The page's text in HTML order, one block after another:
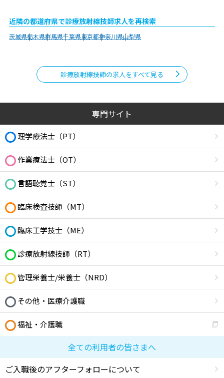
近隣の都道府県で診療放射線技師求人を再検索
茨城県栃木県群馬県千葉県東京都神奈川県山梨県
診療放射線技師の求人をすべて見る
専門サイト
理学療法士（PT）
作業療法士（OT）
言語聴覚士（ST）
臨床検査技師（MT）
臨床工学技士（ME）
診療放射線技師（RT）
管理栄養士/栄養士（NRD）
その他・医療介護職
福祉・介護職
全ての利用者の皆さまへ
ご入職後のアフターフォローについて